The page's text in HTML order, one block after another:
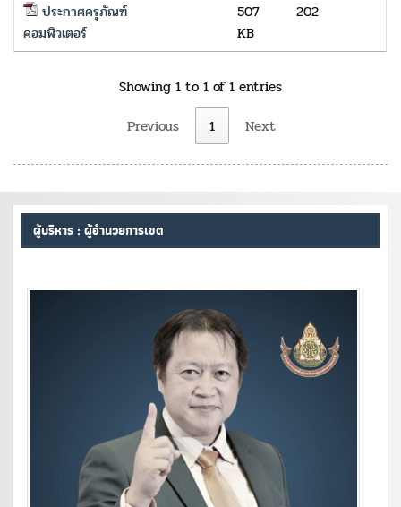
ประกาศครุภัณฑ์
คอมพิวเตอร์
507
KB
202
Showing 1 to 1 of 1 entries
Previous
1 Next
ผู้บริหาร : ผู้อำนวยการเขต